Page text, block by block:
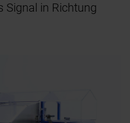
Signal in Richtung